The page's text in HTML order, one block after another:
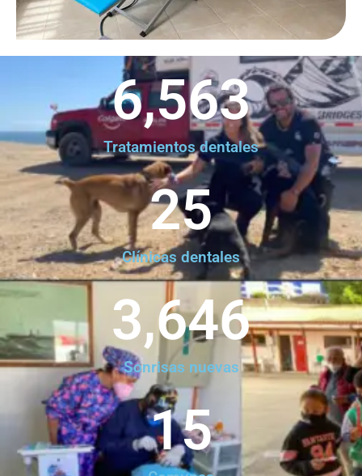
Tratamientos dentales
6,563
Clínicas dentales
25
Sonrisas nuevas
3,646
15